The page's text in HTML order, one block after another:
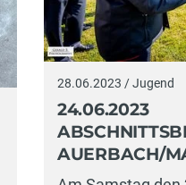
28.06.2023 / Jugend
24.06.2023
AUERBACH/